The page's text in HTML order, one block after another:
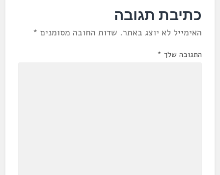
כתיבת תגובה
האימייל לא יוצג באתר. שדות החובה מסומנים *
התגובה שלך *